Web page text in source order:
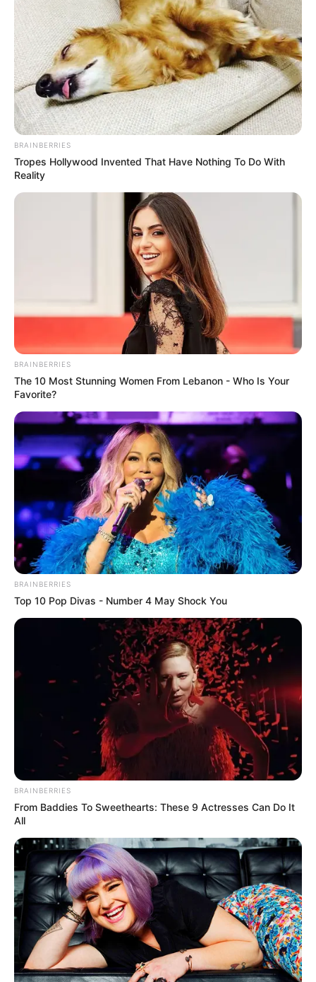
BRAINBERRIES
Tropes Hollywood Invented That Have Nothing To Do With
Reality
BRAINBERRIES
The 10 Most Stunning Women From Lebanon - Who Is Your
Favorite?
BRAINBERRIES
Top 10 Pop Divas - Number 4 May Shock You
BRAINBERRIES
From Baddies To Sweethearts: These 9 Actresses Can Do It
All